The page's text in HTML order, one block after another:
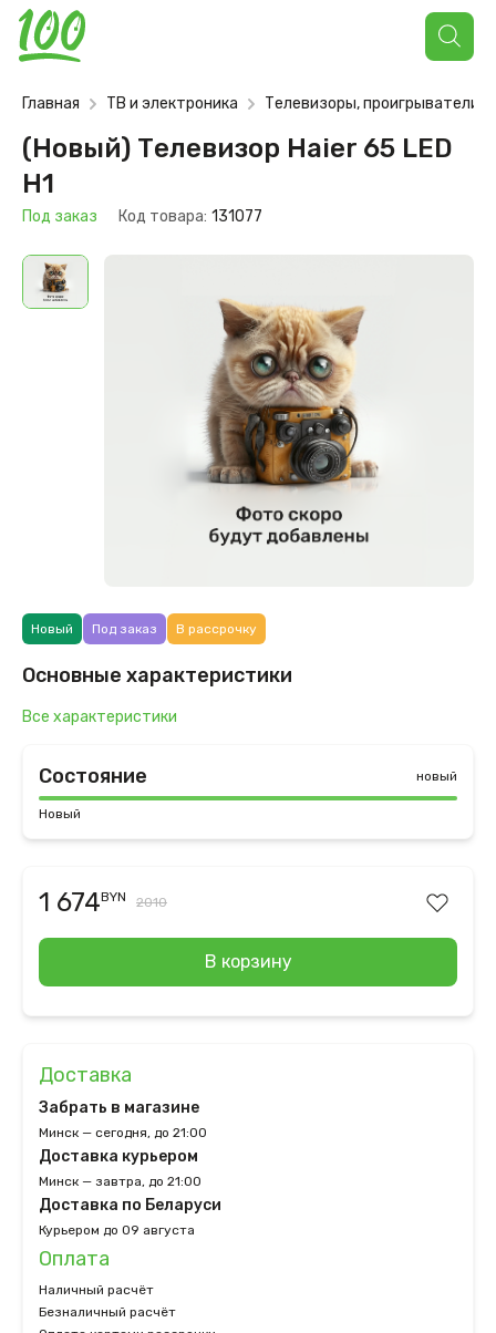
Поиск
товаров
Главная ТВ и электроника Телевизоры, проигрыватели
(Новый) Телевизор Haier 65 LED
H1
Под заказ Код товара: 131077
Новый Под заказ В рассрочку
Основные характеристики
Все характеристики
Состояние новый
Новый
1 674BYN 2010
В корзину
Доставка
Забрать в магазине
Минск — сегодня, до 21:00
Доставка курьером
Минск — завтра, до 21:00
Доставка по Беларуси
Курьером до 09 августа
Оплата
Наличный расчёт
Безналичный расчёт